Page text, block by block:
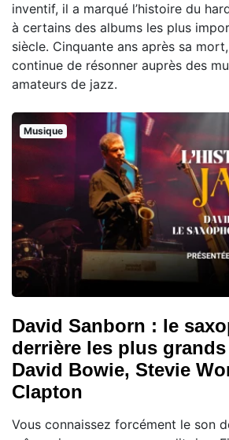
inventif, il a marqué l’histoire du
à certains des albums les plus
siècle. Cinquante ans après sa
continue de résonner auprès des
amateurs de jazz.
Musique
David Sanborn : le
derrière les plus
David Bowie, Stevie
Clapton
Vous connaissez forcément le son